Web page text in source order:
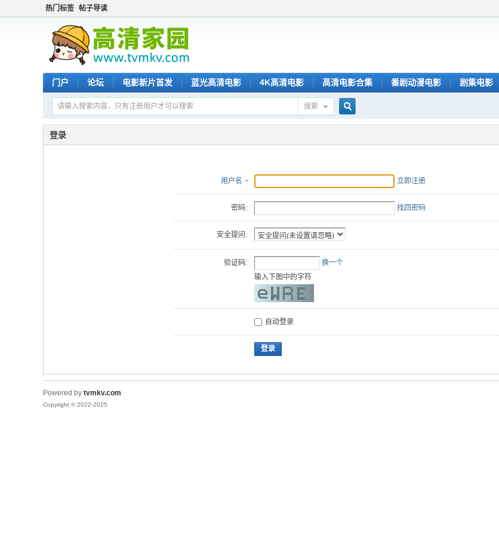
热门标签 帖子导读
门户 论坛 电影新片首发 蓝光高清电影 4K高清电影 高清电影合集 番剧动漫电影 剧集电影
搜索
搜
索
登录
用户名 立即注册
密码: 找回密码
安全提问:
验证码:
换一个
输入下图中的字符
自动登录
登录
Powered by tvmkv.com
Copyright © 2022-2025